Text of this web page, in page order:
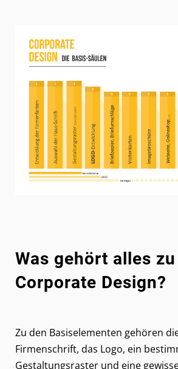
Was gehört alles
Corporate Design?
Zu den Basiselementen gehören
Firmenschrift, das Logo, ein
Gestaltungsraster und eine